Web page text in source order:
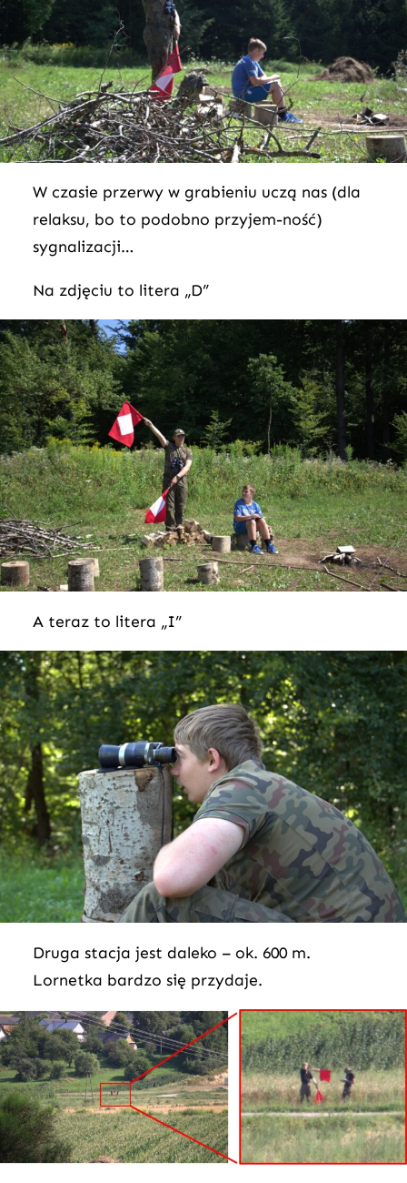
W czasie przerwy w grabieniu uczą nas (dla
relaksu, bo to podobno przyjem-ność)
sygnalizacji…
Na zdjęciu to litera „D”
A teraz to litera „I”
Druga stacja jest daleko – ok. 600 m.
Lornetka bardzo się przydaje.